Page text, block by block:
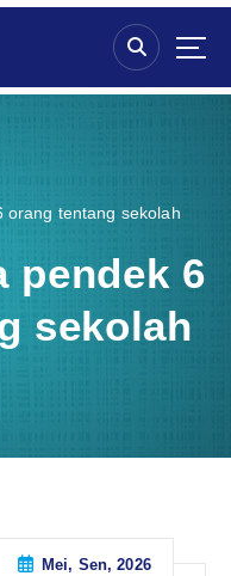
orang tentang sekolah
pendek 6
sekolah
Mei, Sen, 2026